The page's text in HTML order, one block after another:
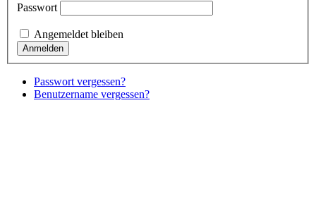
Passwort
Angemeldet bleiben
Passwort vergessen?
Benutzername vergessen?